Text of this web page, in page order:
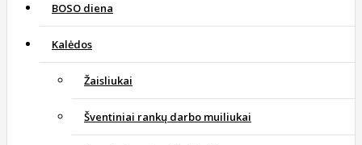
BOSO diena
Kalėdos
Žaisliukai
Šventiniai rankų darbo muiliukai